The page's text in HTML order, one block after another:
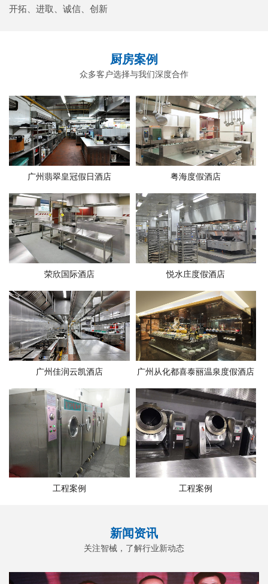
开拓、进取、诚信、创新
厨房案例
众多客户选择与我们深度合作
广州翡翠皇冠假日酒店 粤海度假酒店
荣欣国际酒店 悦水庄度假酒店
广州佳润云凯酒店 广州从化都喜泰丽温泉度假酒店
工程案例 工程案例
新闻资讯
关注智械，了解行业新动态